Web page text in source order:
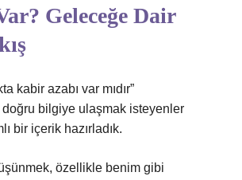
Geleceğe Dair
kabir azabı var mıdır”
doğru bilgiye ulaşmak isteyenler
bir içerik hazırladık.
özellikle benim gibi